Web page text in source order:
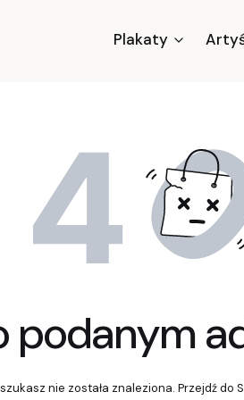
Plakaty
podanym
nie została znaleziona. Przejdź do